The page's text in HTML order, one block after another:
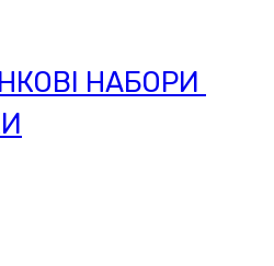
НАБОРИ